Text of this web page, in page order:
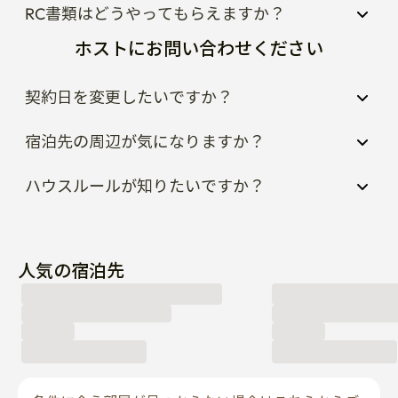
ホストにお問い合わせください
契約日を変更したいですか？
宿泊先の周辺が気になりますか？
ハウスルールが知りたいですか？